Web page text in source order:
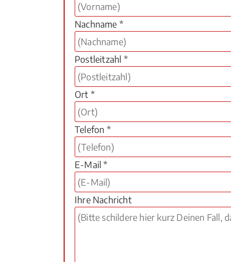
Nachname *
Postleitzahl *
Ort *
Telefon *
E-Mail *
Ihre Nachricht